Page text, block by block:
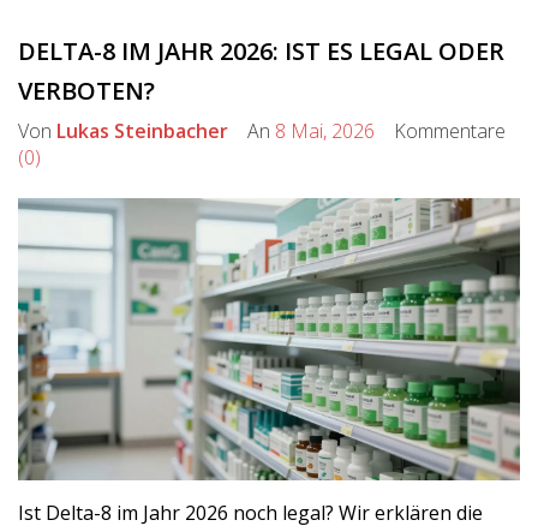
DELTA-8 IM JAHR 2026: IST ES LEGAL ODER
VERBOTEN?
Von Lukas Steinbacher An 8 Mai, 2026 Kommentare
(0)
Ist Delta-8 im Jahr 2026 noch legal? Wir erklären die